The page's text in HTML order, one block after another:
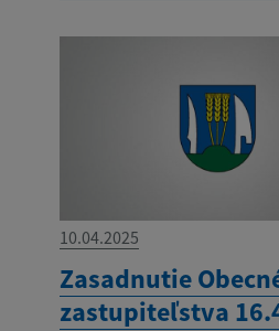
10.04.2025
Zasadnutie
zastupiteľstva